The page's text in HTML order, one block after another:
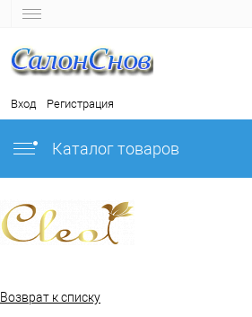
Вход Регистрация
Каталог товаров
Возврат к списку